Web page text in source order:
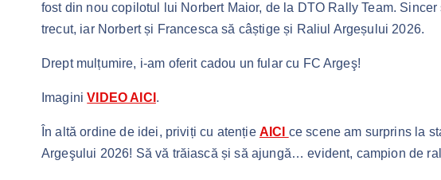
fost din nou copilotul lui Norbert Maior, de la DTO Rally Team.
trecut, iar Norbert și Francesca să câștige și Raliul Argeșului 2026.
Drept mulțumire, i-am oferit cadou un fular cu FC Argeş!
ImaginiVIDEO AICI .
În altă ordine de idei, priviți cu atenție AICI ce scene am surprins la
Argeşului 2026! Să vă trăiască și să ajungă… evident, campion de